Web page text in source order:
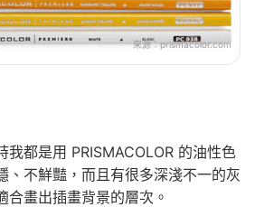
來源：prismacolor.com
我都是用 PRISMACOLOR 的油性色
、不鮮豔，而且有很多深淺不一的灰
合畫出插畫背景的層次。